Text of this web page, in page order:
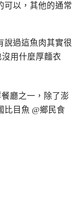
可以，其他的通常
說過這魚肉其實很
用什麼厚麵衣